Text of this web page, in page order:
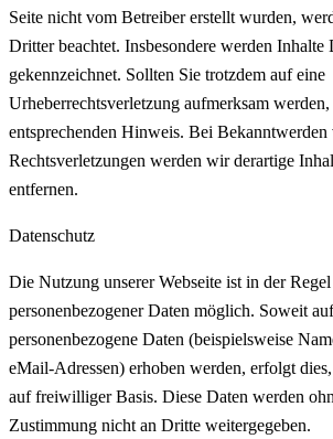
Seite nicht vom Betreiber erstellt wurden,
Dritter beachtet. Insbesondere werden Inhalte
gekennzeichnet. Sollten Sie trotzdem auf eine
Urheberrechtsverletzung aufmerksam
entsprechenden Hinweis. Bei Bekanntwerden
Rechtsverletzungen werden wir derartige
entfernen.
Datenschutz
Die Nutzung unserer Webseite ist in der
personenbezogener Daten möglich. Soweit
personenbezogene Daten (beispielsweise
eMail-Adressen) erhoben werden, erfolgt
auf freiwilliger Basis. Diese Daten werden
Zustimmung nicht an Dritte weitergegeben.